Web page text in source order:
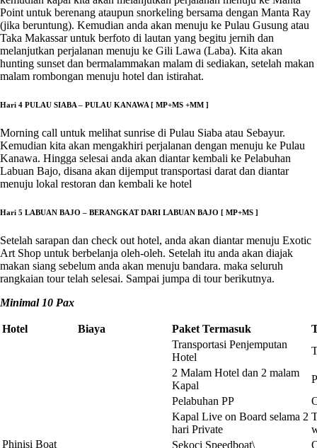
Point untuk berenang ataupun snorkeling bersama dengan Manta Ray
(jika beruntung). Kemudian anda akan menuju ke Pulau Gusung atau
Taka Makassar untuk berfoto di lautan yang begitu jernih dan
melanjutkan perjalanan menuju ke Gili Lawa (Laba). Kita akan
hunting sunset dan bermalammakan malam di sediakan, setelah makan
malam rombongan menuju hotel dan istirahat.
Hari 4 PULAU SIABA – PULAU KANAWA [ MP+MS +MM ]
Morning call untuk melihat sunrise di Pulau Siaba atau Sebayur.
Kemudian kita akan mengakhiri perjalanan dengan menuju ke Pulau
Kanawa. Hingga selesai anda akan diantar kembali ke Pelabuhan
Labuan Bajo, disana akan dijemput transportasi darat dan diantar
menuju lokal restoran dan kembali ke hotel
Hari 5 LABUAN BAJO – BERANGKAT DARI LABUAN BAJO [ MP+MS ]
Setelah sarapan dan check out hotel, anda akan diantar menuju Exotic
Art Shop untuk berbelanja oleh-oleh. Setelah itu anda akan diajak
makan siang sebelum anda akan menuju bandara. maka seluruh
rangkaian tour telah selesai. Sampai jumpa di tour berikutnya.
Minimal 10 Pax
Hotel Biaya Paket Termasuk
Phinisi Boat
Transportasi Penjemputan
Hotel
2 Malam Hotel dan 2 malam
Kapal
Pelabuhan PP
Kapal Live on Board selama 2
hari Private
Sekoci Speedboat\